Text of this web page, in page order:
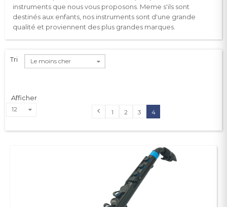
instruments que nous vous proposons. Meme s'ils sont
destinés aux enfants, nos instruments sont d'une grande
qualité et proviennent des plus grandes marques.
1 2 3 4
Tri Le moins cher
Afficher
12